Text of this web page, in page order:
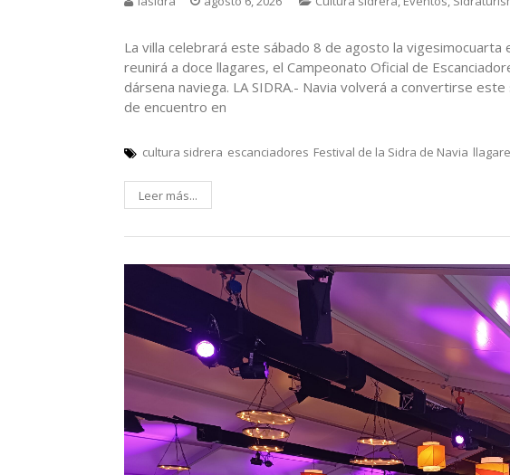
La villa celebrará este sábado 8 de agosto la
reunirá a doce llagares, el Campeonato Oficial de
dársena naviega. LA SIDRA.- Navia volverá a convertirse
de encuentro en
cultura sidrera escanciadores Festival de la Sidra de Navia
Leer más...